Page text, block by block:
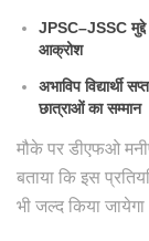
JPSC–JSSC मुद्दे
आक्रोश
अभाविप विद्यार्थी
छात्राओं का सम्मान
मौके पर डीएफओ
बताया कि इस
भी जल्द किया